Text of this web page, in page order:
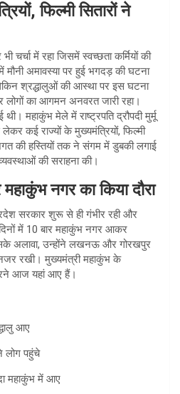
फिल्मी सितारों ने
चर्चा में रहा जिसमें स्वच्छता कर्मियों की
अमावस्या पर हुई भगदड़ की घटना
श्रद्धालुओं की आस्था पर इस घटना
का आगमन अनवरत जारी रहा।
महाकुंभ मेले में राष्ट्रपति द्रौपदी मुर्मू
कई राज्यों के मुख्यमंत्रियों, फिल्मी
की हस्तियों तक ने संगम में डुबकी लगाई
की सराहना की।
नगर का किया दौरा
सरकार शुरू से ही गंभीर रही और
में 10 बार महाकुंभ नगर आकर
अलावा, उन्होंने लखनऊ और गोरखपुर
रखी। मुख्यमंत्री महाकुंभ के
आज यहां आए हैं।
आए
लोग पहुंचे
महाकुंभ में आए